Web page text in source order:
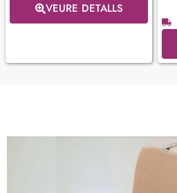
VEURE DETALLS